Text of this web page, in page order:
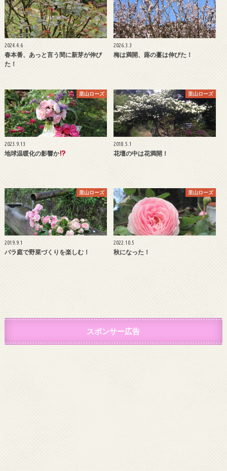
2024.4.6
春本番、あっと言う間に新芽が伸び
た！
2026.3.3
梅は満開、蕗の薹は伸びた！
里山ローズ
2023.9.13
地球温暖化の影響か
里山ローズ
2018.5.1
花壇の中は花満開！
里山ローズ
2019.9.1
バラ庭で野菜づくりを楽しむ！
里山ローズ
2022.10.5
秋になった！
スポンサー広告